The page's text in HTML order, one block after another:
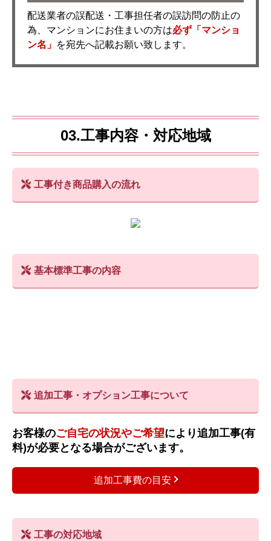
配送業者の誤配送・工事担任者の誤訪問の防止の
為、マンションにお住まいの方は必ず「マンショ
ン名」 を宛先へ記載お願い致します。
03.工事内容・対応地域
工事付き商品購入の流れ
基本標準工事の内容
追加工事・オプション工事について
お客様のご自宅の状況やご希望により追加工事(有
料)が必要となる場合がございます。
追加工事費の目安
工事の対応地域